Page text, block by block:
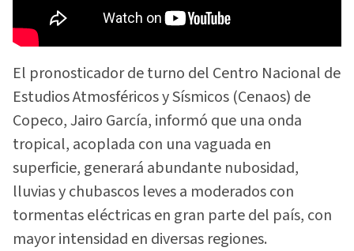
El pronosticador de turno del Centro Nacional de
Estudios Atmosféricos y Sísmicos (Cenaos) de
Copeco, Jairo García, informó que una onda
tropical, acoplada con una vaguada en
superficie, generará abundante nubosidad,
lluvias y chubascos leves a moderados con
tormentas eléctricas en gran parte del país, con
mayor intensidad en diversas regiones.